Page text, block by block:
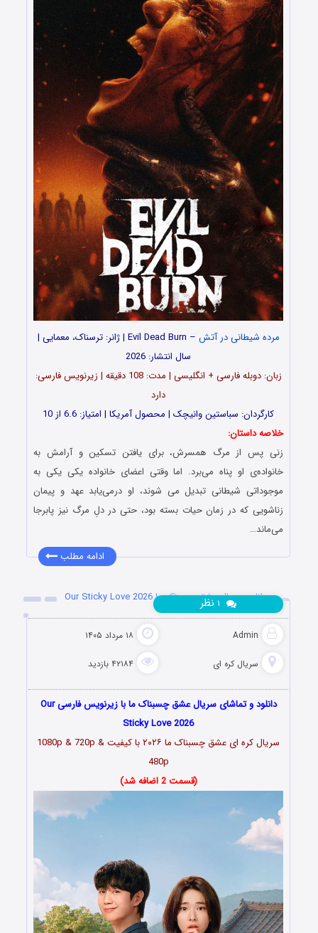
مرده شیطانی در آتش
– Evil Dead Burn | ژانر: ترسناک، معمایی |
سال انتشار: 2026
زبان: دوبله فارسی + انگلیسی | مدت: 108 دقیقه | زیرنویس فارسی:
دارد
کارگردان: سباستین وانیچک | محصول آمریکا | امتیاز: 6.6 از 10
خلاصه داستان:
زنی پس از مرگ همسرش، برای یافتن تسکین و آرامش به
خانواده‌ی او پناه می‌برد. اما وقتی اعضای خانواده یکی یکی به
موجوداتی شیطانی تبدیل می شوند، او درمی‌یابد عهد و پیمان
زناشویی که در زمان حیات بسته بود، حتی در دلِ مرگ نیز پابرجا
می‌ماند…
ادامه مطلب
دانلود سریال عشق چسبناک ما Our Sticky Love 2026
Admin ۱۸ مرداد ۱۴۰۵
سریال کره ای ۴۲۱۸۴ بازدید
نظر
دانلود و تماشای سریال عشق چسبناک ما با زیرنویس فارسی Our
Sticky Love 2026
سریال کره ای عشق چسبناک ما ۲۰۲۶
با کیفیت 1080p & 720p &
480p
(قسمت 2 اضافه شد)